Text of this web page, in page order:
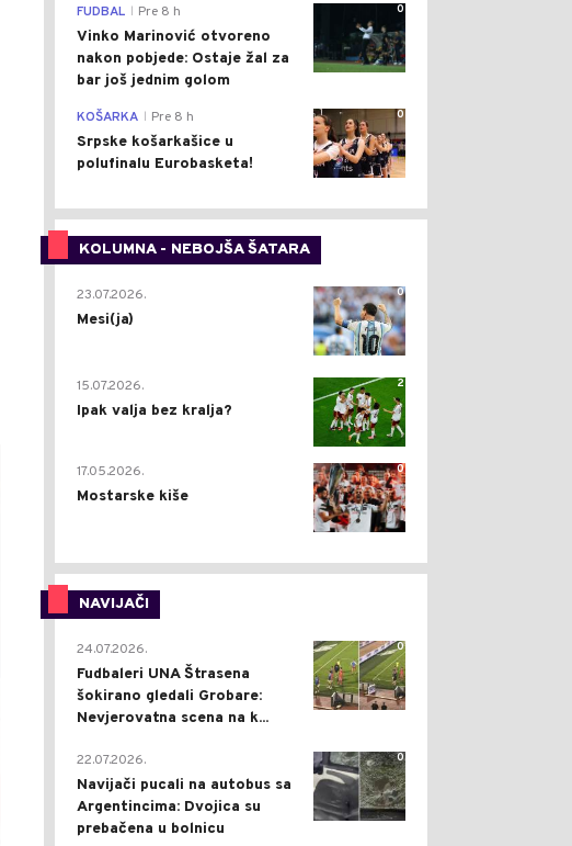
0
FUDBAL Pre 8 h
Vinko Marinović otvoreno
nakon pobjede: Ostaje žal za
bar još jednim golom
0
KOŠARKA Pre 8 h
Srpske košarkašice u
polufinalu Eurobasketa!
KOLUMNA - NEBOJŠA ŠATARA
0
23.07.2026.
Mesi(ja)
2
15.07.2026.
Ipak valja bez kralja?
0
17.05.2026.
Mostarske kiše
NAVIJAČI
0
24.07.2026.
Fudbaleri UNA Štrasena
šokirano gledali Grobare:
Nevjerovatna scena na k...
0
22.07.2026.
Navijači pucali na autobus sa
Argentincima: Dvojica su
prebačena u bolnicu